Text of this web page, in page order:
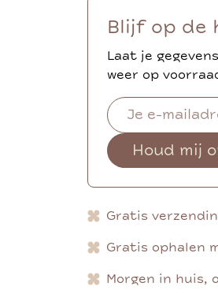
Blijf op de
Laat je
weer op
Houd mij
Gratis
Gratis ophalen
Morgen in huis,